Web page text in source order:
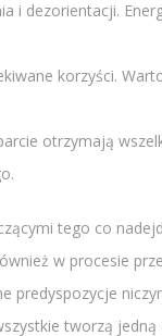
dezorientacji.
korzyści.
otrzymają
tego co
w procesie
predyspozycje
tworzą jedną